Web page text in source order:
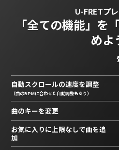
U-FRETプ
「全ての機能」を
めよ
自動スクロールの速度を調整
（曲のBPMに合わせた自動調整もあり）
曲のキーを変更
お気に入りに上限なしで曲を追
加